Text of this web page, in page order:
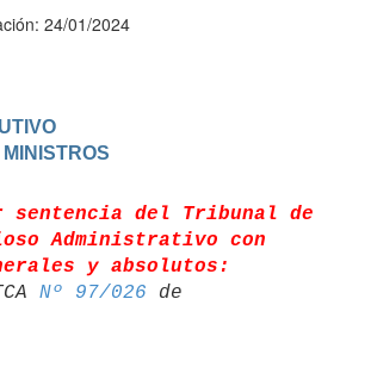
24/01/2024
sentencia del Tribunal de
Administrativo con
y absolutos:
Nº 97/026 de